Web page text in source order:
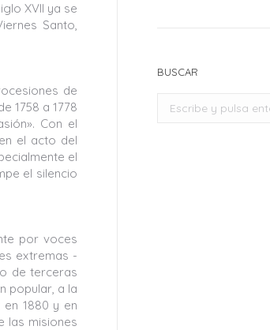
XVII ya se
Santo,
de
1758 a 1778
Con el
el acto del
el
el silencio
por voces
extremas -
de terceras
popular, a la
1880 y en
las misiones
BUSCAR
Buscar: